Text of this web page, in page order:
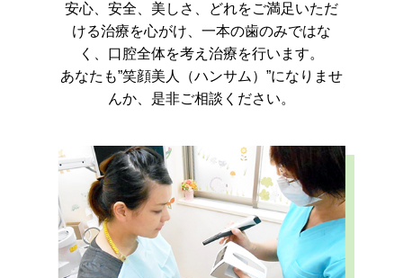
安心、安全、美しさ、どれをご満足いただ
ける治療を心がけ、一本の歯のみではな
く、口腔全体を考え治療を行います。
あなたも”笑顔美人（ハンサム）”になりませ
んか、是非ご相談ください。